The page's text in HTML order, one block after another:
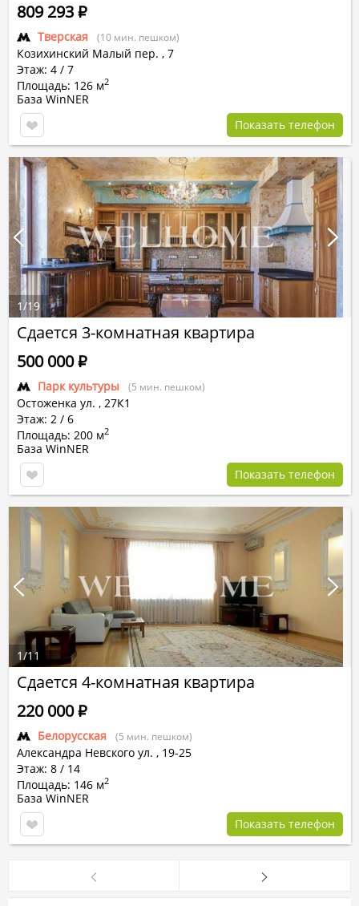
Тверская (10 мин. пешком)
Козихинский Малый пер. , 7
Этаж: 4 / 7
Площадь: 126 м2
809 293Р
База WinNER
Показать телефон
Сдается 3-комнатная квартира
Парк культуры (5 мин. пешком)
Остоженка ул. , 27К1
Этаж: 2 / 6
Площадь: 200 м2
500 000Р
База WinNER
Показать телефон
1/19
Сдается 4-комнатная квартира
Белорусская (5 мин. пешком)
Александра Невского ул. , 19-25
Этаж: 8 / 14
Площадь: 146 м2
220 000Р
База WinNER
Показать телефон
1/11